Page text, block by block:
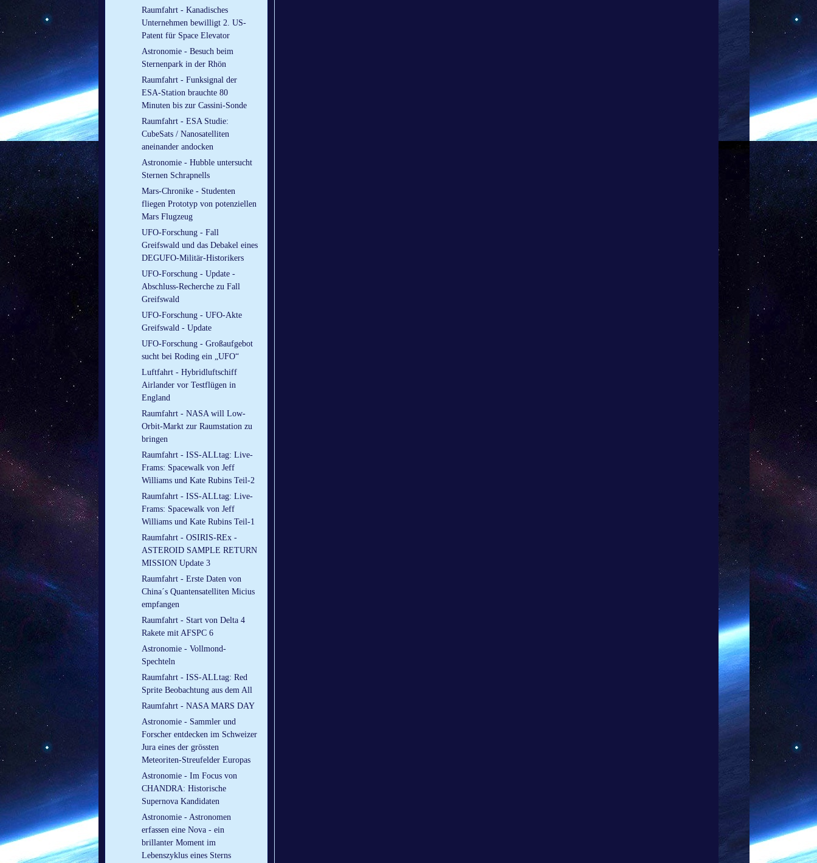
Raumfahrt - Kanadisches
Unternehmen bewilligt 2. US-
Patent für Space Elevator
Astronomie - Besuch beim
Sternenpark in der Rhön
Raumfahrt - Funksignal der
ESA-Station brauchte 80
Minuten bis zur Cassini-Sonde
Raumfahrt - ESA Studie:
CubeSats / Nanosatelliten
aneinander andocken
Astronomie - Hubble untersucht
Sternen Schrapnells
Mars-Chronike - Studenten
fliegen Prototyp von potenziellen
Mars Flugzeug
UFO-Forschung - Fall
Greifswald und das Debakel eines
DEGUFO-Militär-Historikers
UFO-Forschung - Update -
Abschluss-Recherche zu Fall
Greifswald
UFO-Forschung - UFO-Akte
Greifswald - Update
UFO-Forschung - Großaufgebot
sucht bei Roding ein „UFO“
Luftfahrt - Hybridluftschiff
Airlander vor Testflügen in
England
Raumfahrt - NASA will Low-
Orbit-Markt zur Raumstation zu
bringen
Raumfahrt - ISS-ALLtag: Live-
Frams: Spacewalk von Jeff
Williams und Kate Rubins Teil-2
Raumfahrt - ISS-ALLtag: Live-
Frams: Spacewalk von Jeff
Williams und Kate Rubins Teil-1
Raumfahrt - OSIRIS-REx -
ASTEROID SAMPLE RETURN
MISSION Update 3
Raumfahrt - Erste Daten von
China´s Quantensatelliten Micius
empfangen
Raumfahrt - Start von Delta 4
Rakete mit AFSPC 6
Astronomie - Vollmond-
Spechteln
Raumfahrt - ISS-ALLtag: Red
Sprite Beobachtung aus dem All
Raumfahrt - NASA MARS DAY
Astronomie - Sammler und
Forscher entdecken im Schweizer
Jura eines der grössten
Meteoriten-Streufelder Europas
Astronomie - Im Focus von
CHANDRA: Historische
Supernova Kandidaten
Astronomie - Astronomen
erfassen eine Nova - ein
brillanter Moment im
Lebenszyklus eines Sterns